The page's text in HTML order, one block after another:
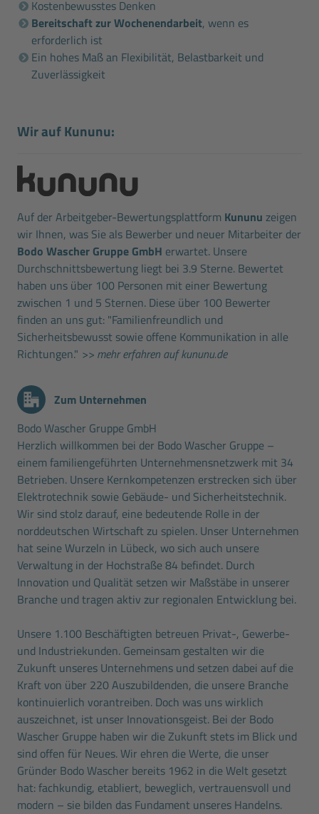
Kostenbewusstes Denken
Bereitschaft zur Wochenendarbeit, wenn es
erforderlich ist
Ein hohes Maß an Flexibilität, Belastbarkeit und
Zuverlässigkeit
Wir auf Kununu:
Auf der Arbeitgeber-Bewertungsplattform Kununu zeigen
wir Ihnen, was Sie als Bewerber und neuer Mitarbeiter der
Bodo Wascher Gruppe GmbH erwartet. Unsere
Durchschnittsbewertung liegt bei 3.9 Sterne. Bewertet
haben uns über 100 Personen mit einer Bewertung
zwischen 1 und 5 Sternen. Diese über 100 Bewerter
finden an uns gut: "Familienfreundlich und
Sicherheitsbewusst sowie offene Kommunikation in alle
Richtungen." >> mehr erfahren auf kununu.de
Zum Unternehmen
Bodo Wascher Gruppe GmbH
Herzlich willkommen bei der Bodo Wascher Gruppe –
einem familiengeführten Unternehmensnetzwerk mit 34
Betrieben. Unsere Kernkompetenzen erstrecken sich über
Elektrotechnik sowie Gebäude- und Sicherheitstechnik.
Wir sind stolz darauf, eine bedeutende Rolle in der
norddeutschen Wirtschaft zu spielen. Unser Unternehmen
hat seine Wurzeln in Lübeck, wo sich auch unsere
Verwaltung in der Hochstraße 84 befindet. Durch
Innovation und Qualität setzen wir Maßstäbe in unserer
Branche und tragen aktiv zur regionalen Entwicklung bei.
Unsere 1.100 Beschäftigten betreuen Privat-, Gewerbe-
und Industriekunden. Gemeinsam gestalten wir die
Zukunft unseres Unternehmens und setzen dabei auf die
Kraft von über 220 Auszubildenden, die unsere Branche
kontinuierlich vorantreiben. Doch was uns wirklich
auszeichnet, ist unser Innovationsgeist. Bei der Bodo
Wascher Gruppe haben wir die Zukunft stets im Blick und
sind offen für Neues. Wir ehren die Werte, die unser
Gründer Bodo Wascher bereits 1962 in die Welt gesetzt
hat: fachkundig, etabliert, beweglich, vertrauensvoll und
modern – sie bilden das Fundament unseres Handelns.